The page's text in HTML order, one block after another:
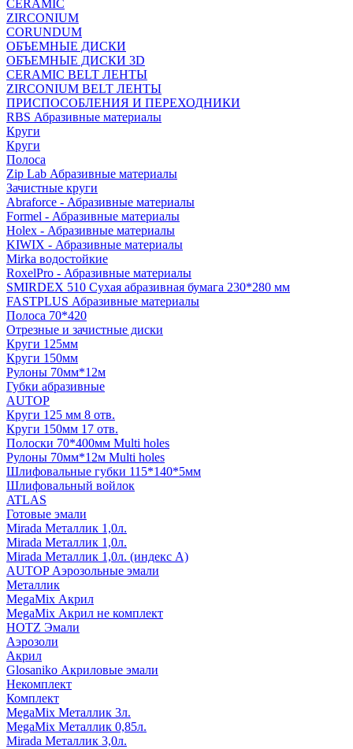
CERAMIC
ZIRCONIUM
СORUNDUM
ОБЪЕМНЫЕ ДИСКИ
ОБЪЕМНЫЕ ДИСКИ 3D
CERAMIC BELT ЛЕНТЫ
ZIRCONIUM BELT ЛЕНТЫ
ПРИСПОСОБЛЕНИЯ И ПЕРЕХОДНИКИ
RBS Абразивные материалы
Круги
Круги
Полоса
Zip Lab Абразивные материалы
Зачистные круги
Abraforce - Абразивные материалы
Formel - Абразивные материалы
Holex - Абразивные материалы
KIWIX - Абразивные материалы
Mirka водостойкие
RoxelPro - Абразивные материалы
SMIRDEX 510 Сухая абразивная бумага 230*280 мм
FASTPLUS Абразивные материалы
Полоса 70*420
Отрезные и зачистные диски
Круги 125мм
Круги 150мм
Рулоны 70мм*12м
Губки абразивные
AUTOP
Круги 125 мм 8 отв.
Круги 150мм 17 отв.
Полоски 70*400мм Multi holes
Рулоны 70мм*12м Multi holes
Шлифовальные губки 115*140*5мм
Шлифовальный войлок
ATLAS
Готовые эмали
Mirada Металлик 1,0л.
Mirada Металлик 1,0л.
Mirada Металлик 1,0л. (индекс А)
AUTOP Аэрозольные эмали
Металлик
MegaMix Акрил
MegaMix Акрил не комплект
HOTZ Эмали
Аэрозоли
Акрил
Glosaniko Акриловые эмали
Некомплект
Комплект
MegaMix Металлик 3л.
MegaMix Металлик 0,85л.
Mirada Металлик 3,0л.